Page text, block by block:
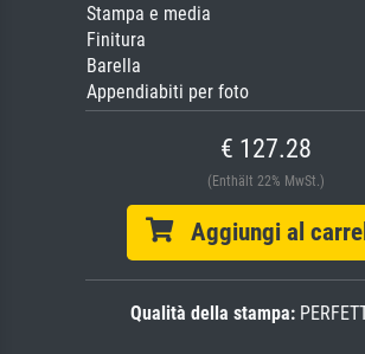
Stampa e media
Finitura
Barella
Appendiabiti per foto
€ 127.28
(Enthält 22% MwSt.)
Aggiungi al
Qualità della stampa: